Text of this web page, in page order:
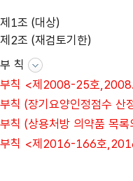
제1조 (대상)
제2조 (재검토기한)
부 칙
부칙 <제2008-25호
부칙 (장기요양인정점수
부칙 (상용처방 의약품 목
부칙 <제2016-166호